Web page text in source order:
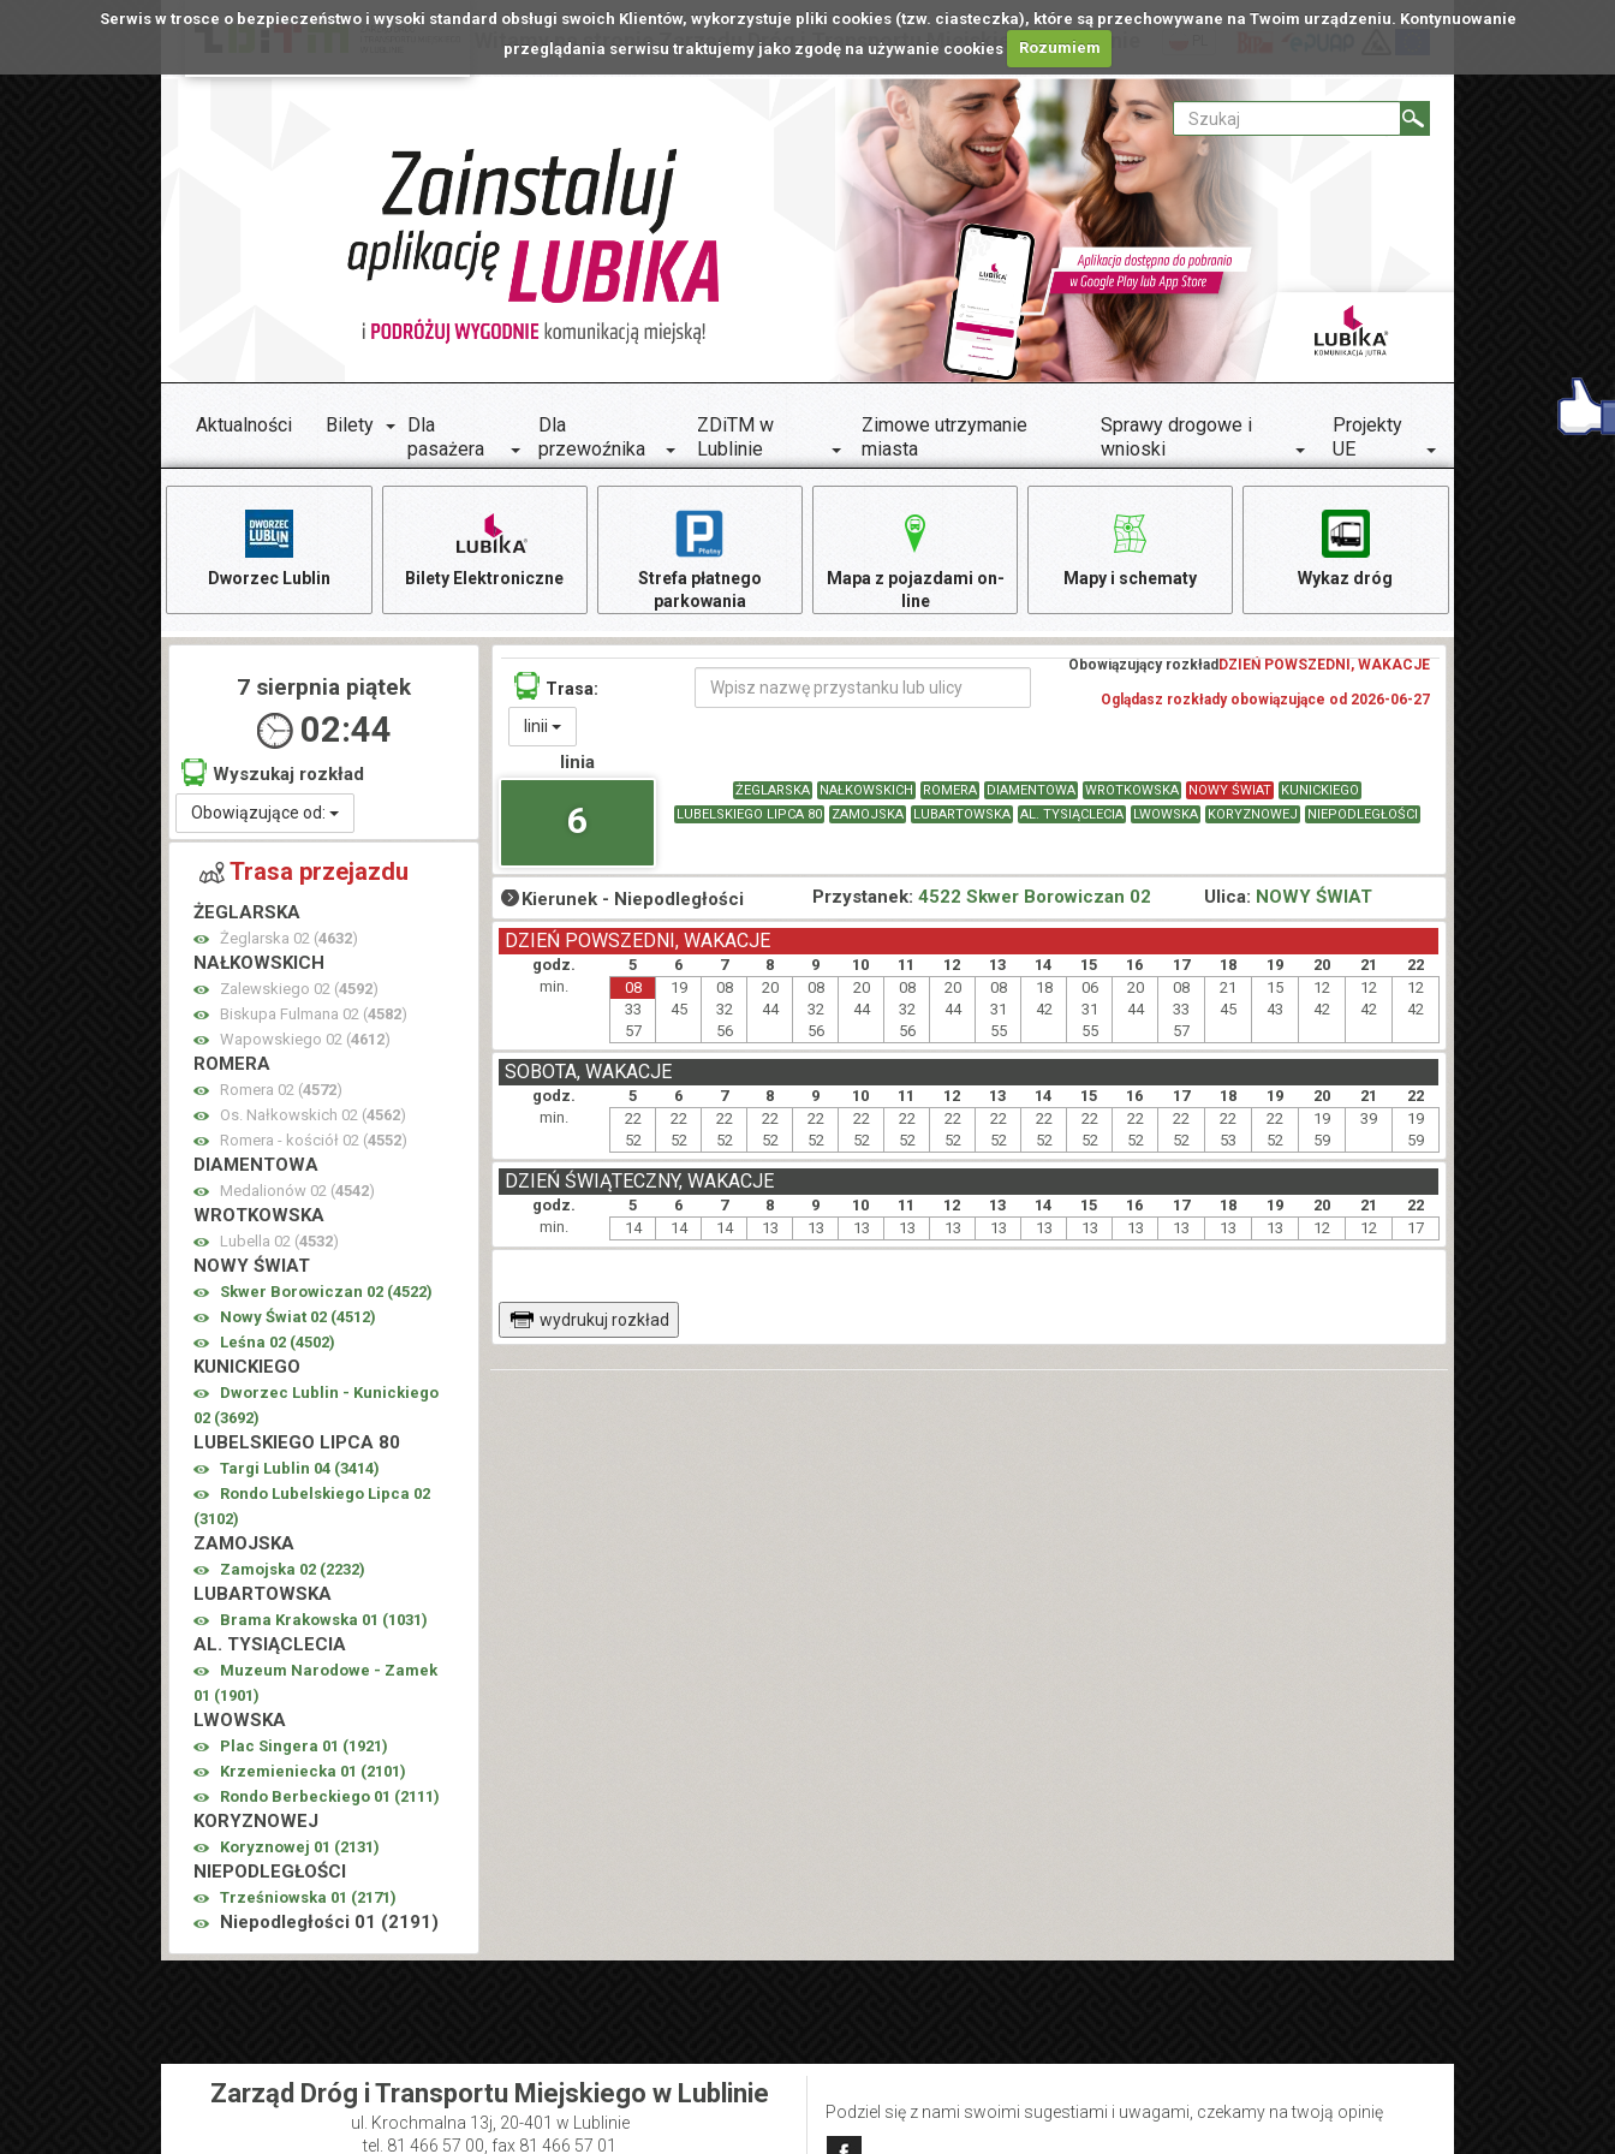
Serwis w trosce o bezpieczeństwo i wysoki standard obsługi swoich Klientów, wykorzystuje pliki cookies (tzw. ciasteczka), które są przechowywane na Twoim urządzeniu. Kontynuowanie
przeglądania serwisu traktujemy jako zgodę na używanie cookies
Rozumiem
Witamy na stronie Zarządu Dróg i Transportu Miejskiego w Lublinie
Aktualności Bilety
Dla
pasażera
Dla
przewoźnika
ZDiTM w
Lublinie
Zimowe utrzymanie
miasta
Sprawy drogowe i
wnioski
Projekty
UE
Dworzec Lublin Bilety Elektroniczne
Strefa płatnego
parkowania
Mapa z pojazdami on-
line
Mapy i schematy Wykaz dróg
Trasa:
linii
Obowiązujący rozkład DZIEŃ POWSZEDNI, WAKACJE
Oglądasz rozkłady obowiązujące od 2026-06-27
linia
6
ŻEGLARSKA NAŁKOWSKICH ROMERA DIAMENTOWA WROTKOWSKA NOWY ŚWIAT
KUNICKIEGO
LUBELSKIEGO LIPCA 80
ZAMOJSKA LUBARTOWSKA AL. TYSIĄCLECIA LWOWSKA KORYZNOWEJ NIEPODLEGŁOŚCI
Kierunek - Niepodległości Przystanek: 4522 Skwer Borowiczan 02 Ulica: NOWY ŚWIAT
godz. 5 6 7 8 9 10 11 12 13 14 15 16 17 18 19 20 21 22
DZIEŃ POWSZEDNI, WAKACJE
min.
08
33
57
19
45
08
32
56
20
44
08
32
56
20
44
08
32
56
20
44
08
31
55
18
42
06
31
55
20
44
08
33
57
21
45
15
43
12
42
12
42
12
42
godz. 5 6 7 8 9 10 11 12 13 14 15 16 17 18 19 20 21 22
SOBOTA, WAKACJE
min.
22
52
22
52
22
52
22
52
22
52
22
52
22
52
22
52
22
52
22
52
22
52
22
52
22
52
22
53
22
52
19
59
39
19
59
godz. 5 6 7 8 9 10 11 12 13 14 15 16 17 18 19 20 21 22
DZIEŃ ŚWIĄTECZNY, WAKACJE
min. 14 14 14 13 13 13 13 13 13 13 13 13 13 13 13 12 12 17
wydrukuj rozkład
7 sierpnia piątek
02:44
Wyszukaj rozkład
Obowiązujące od:
Trasa przejazdu
ŻEGLARSKA
Żeglarska 02 (4632)
NAŁKOWSKICH
Zalewskiego 02 (4592)
Biskupa Fulmana 02 (4582)
Wapowskiego 02 (4612)
ROMERA
Romera 02 (4572)
Os. Nałkowskich 02 (4562)
Romera - kościół 02 (4552)
DIAMENTOWA
Medalionów 02 (4542)
WROTKOWSKA
Lubella 02 (4532)
NOWY ŚWIAT
Skwer Borowiczan 02 (4522)
Nowy Świat 02 (4512)
Leśna 02 (4502)
KUNICKIEGO
Dworzec Lublin - Kunickiego
02 (3692)
LUBELSKIEGO LIPCA 80
Targi Lublin 04 (3414)
Rondo Lubelskiego Lipca 02
(3102)
ZAMOJSKA
Zamojska 02 (2232)
LUBARTOWSKA
Brama Krakowska 01 (1031)
AL. TYSIĄCLECIA
Muzeum Narodowe - Zamek
01 (1901)
LWOWSKA
Plac Singera 01 (1921)
Krzemieniecka 01 (2101)
Rondo Berbeckiego 01 (2111)
KORYZNOWEJ
Koryznowej 01 (2131)
NIEPODLEGŁOŚCI
Trześniowska 01 (2171)
Niepodległości 01 (2191 )
Zarząd Dróg i Transportu Miejskiego w Lublinie
ul. Krochmalna 13j, 20-401 w Lublinie
tel. 81 466 57 00, fax 81 466 57 01
Podziel się z nami swoimi sugestiami i uwagami, czekamy na twoją opinię